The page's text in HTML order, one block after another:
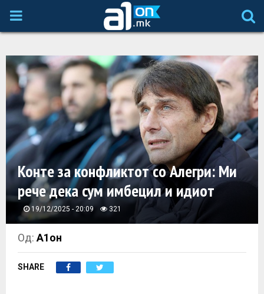
P
I
M
A
R
M
E
Конте за конфликтот со Алегри: Ми
рече дека сум имбецил и идиот
19/12/2025 - 20:09 321
Од:А1он
SHARE